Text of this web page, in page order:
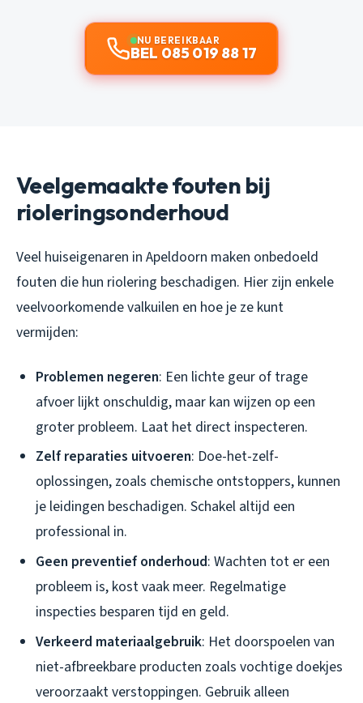
NU BEREIKBAAR
BEL 085 019 88 17
Veelgemaakte fouten bij
rioleringsonderhoud
Veel huiseigenaren in Apeldoorn maken onbedoeld
fouten die hun riolering beschadigen. Hier zijn enkele
veelvoorkomende valkuilen en hoe je ze kunt
vermijden:
Problemen negeren: Een lichte geur of trage
afvoer lijkt onschuldig, maar kan wijzen op een
groter probleem. Laat het direct inspecteren.
Zelf reparaties uitvoeren: Doe-het-zelf-
oplossingen, zoals chemische ontstoppers, kunnen
je leidingen beschadigen. Schakel altijd een
professional in.
Geen preventief onderhoud: Wachten tot er een
probleem is, kost vaak meer. Regelmatige
inspecties besparen tijd en geld.
Verkeerd materiaalgebruik: Het doorspoelen van
niet-afbreekbare producten zoals vochtige doekjes
veroorzaakt verstoppingen. Gebruik alleen